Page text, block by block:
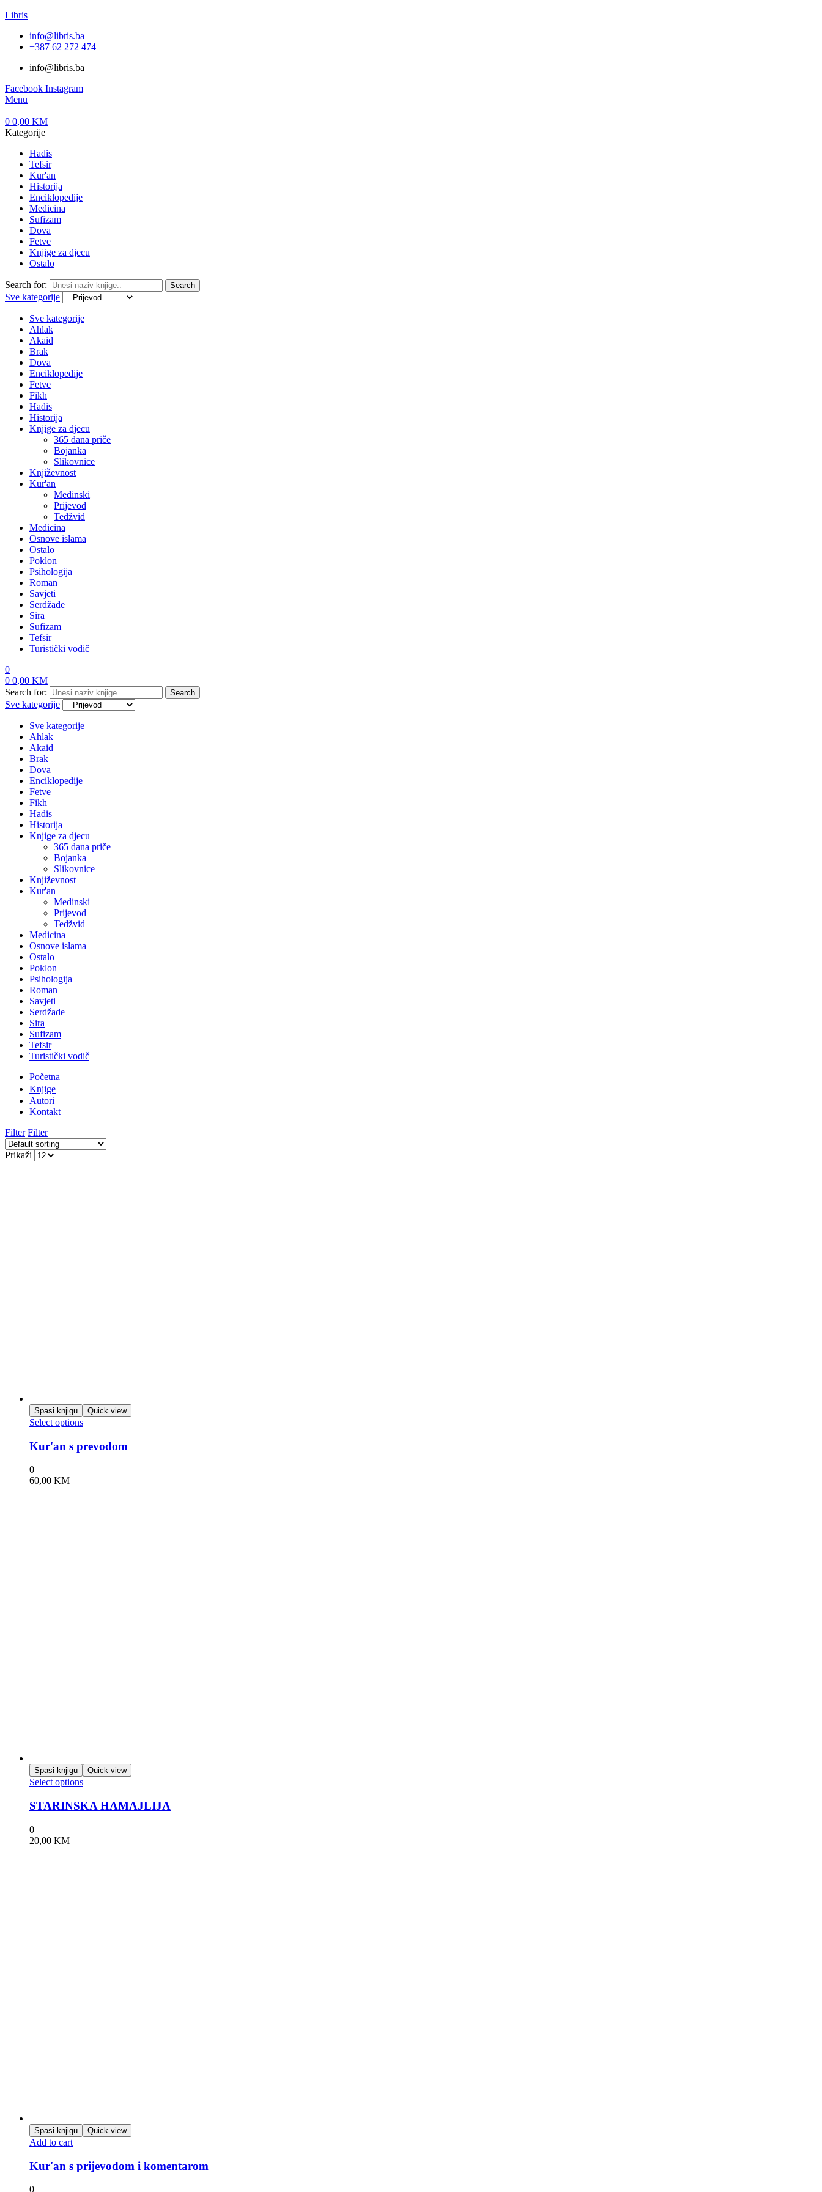
Libris
info@libris.ba
+387 62 272 474​
info@libris.ba
Facebook Instagram
Menu
0 0,00 KM
Kategorije
Hadis
Tefsir
Kur'an
Historija
Enciklopedije
Medicina
Sufizam
Dova
Fetve
Knjige za djecu
Ostalo
Search for: Search
Sve kategorije
Sve kategorije
Ahlak
Akaid
Brak
Dova
Enciklopedije
Fetve
Fikh
Hadis
Historija
Knjige za djecu
365 dana priče
Bojanka
Slikovnice
Književnost
Kur'an
Medinski
Prijevod
Tedžvid
Medicina
Osnove islama
Ostalo
Poklon
Psihologija
Roman
Savjeti
Serdžade
Sira
Sufizam
Tefsir
Turistički vodič
0
0 0,00 KM
Search for:
Search
Sve kategorije
Sve kategorije
Ahlak
Akaid
Brak
Dova
Enciklopedije
Fetve
Fikh
Hadis
Historija
Knjige za djecu
365 dana priče
Bojanka
Slikovnice
Književnost
Kur'an
Medinski
Prijevod
Tedžvid
Medicina
Osnove islama
Ostalo
Poklon
Psihologija
Roman
Savjeti
Serdžade
Sira
Sufizam
Tefsir
Turistički vodič
Početna
Knjige
Autori
Kontakt
Filter Filter
Prikaži
Spasi knjigu Quick view
Select options
Kur'an s prevodom
0
60,00 KM
Spasi knjigu Quick view
Select options
STARINSKA HAMAJLIJA
0
20,00 KM
Spasi knjigu Quick view
Add to cart
Kur'an s prijevodom i komentarom
0